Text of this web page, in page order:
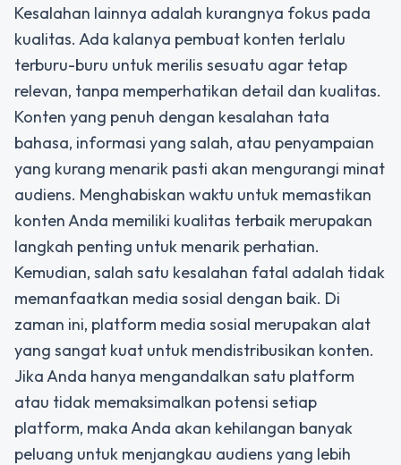
Kesalahan lainnya adalah kurangnya fokus pada
kualitas. Ada kalanya pembuat konten terlalu
terburu-buru untuk merilis sesuatu agar tetap
relevan, tanpa memperhatikan detail dan kualitas.
Konten yang penuh dengan kesalahan tata
bahasa, informasi yang salah, atau penyampaian
yang kurang menarik pasti akan mengurangi minat
audiens. Menghabiskan waktu untuk memastikan
konten Anda memiliki kualitas terbaik merupakan
langkah penting untuk menarik perhatian.
Kemudian, salah satu kesalahan fatal adalah tidak
memanfaatkan media sosial dengan baik. Di
zaman ini, platform media sosial merupakan alat
yang sangat kuat untuk mendistribusikan konten.
Jika Anda hanya mengandalkan satu platform
atau tidak memaksimalkan potensi setiap
platform, maka Anda akan kehilangan banyak
peluang untuk menjangkau audiens yang lebih